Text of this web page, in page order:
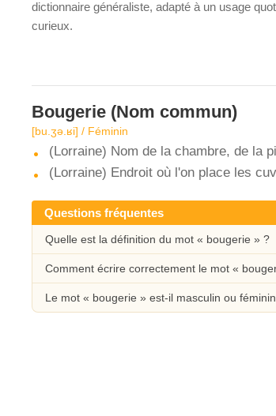
dictionnaire généraliste, adapté à un usage
curieux.
Bougerie (Nom commun)
[bu.ʒə.ʁi] / Féminin
(Lorraine) Nom de la chambre, de la
(Lorraine) Endroit où l'on place les
Questions fréquentes
Quelle est la définition du mot « bougerie » ?
Comment écrire correctement le mot «
Le mot « bougerie » est-il masculin ou